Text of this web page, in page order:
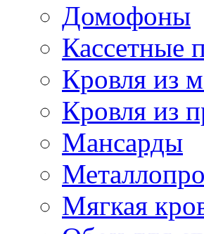
Домофоны
Кассетные
Кровля из
Кровля из
Мансарды
Мягкая